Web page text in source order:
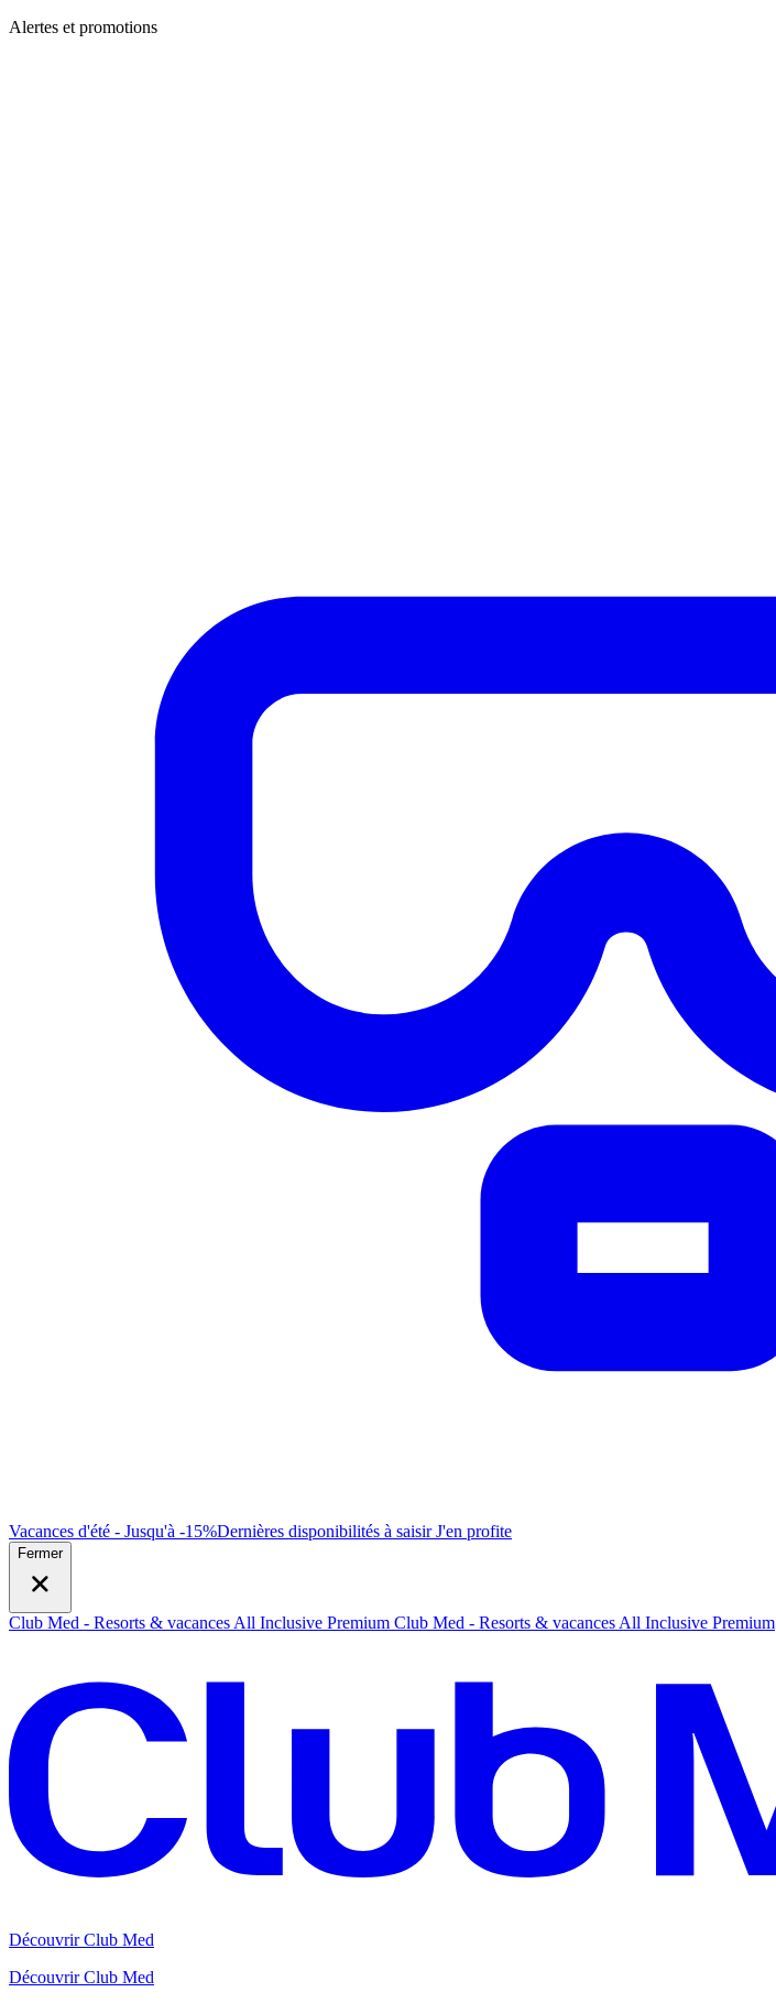
Alertes et promotions
Vacances d'été - Jusqu'à -15%Dernières disponibilités à saisirJ'en profite
Fermer
Club Med - Resorts & vacances All Inclusive Premium Club Med - Resorts & vacances All Inclusive Premium
Découvrir Club Med
Découvrir Club Med